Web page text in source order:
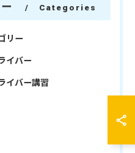
Categories
リー
イバー
イバー講習